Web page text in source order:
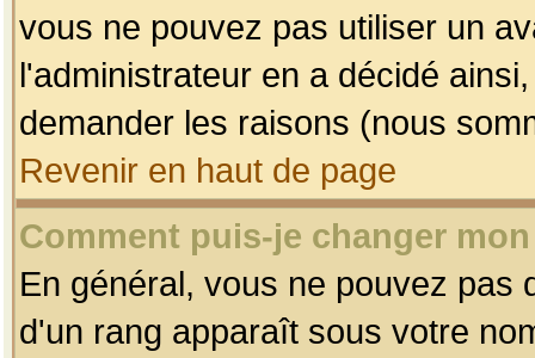
vous ne pouvez pas utiliser un
l'administrateur en a décidé
demander les raisons (nous
Revenir en haut de page
Comment puis-je changer
En général, vous ne pouvez pas
d'un rang apparaît sous votre